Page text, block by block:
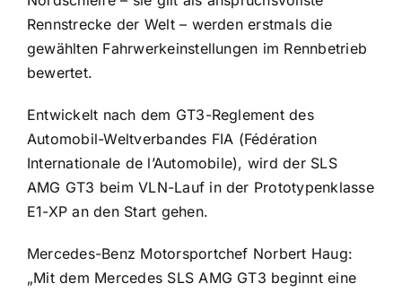
Rennstrecke der Welt – werden erstmals die
gewählten Fahrwerkeinstellungen im Rennbetrieb
bewertet.
Entwickelt nach dem GT3-Reglement des
Automobil-Weltverbandes FIA (Fédération
Internationale de l’Automobile), wird der SLS
AMG GT3 beim VLN-Lauf in der Prototypenklasse
E1-XP an den Start gehen.
Mercedes-Benz Motorsportchef Norbert Haug:
„Mit dem Mercedes SLS AMG GT3 beginnt eine